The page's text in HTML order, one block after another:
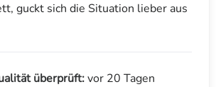
guckt sich die Situation lieber aus
überprüft:vor 20 Tagen